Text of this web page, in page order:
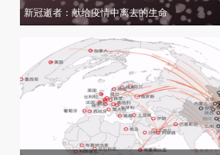
新冠逝者：献给疫情中离去的生命